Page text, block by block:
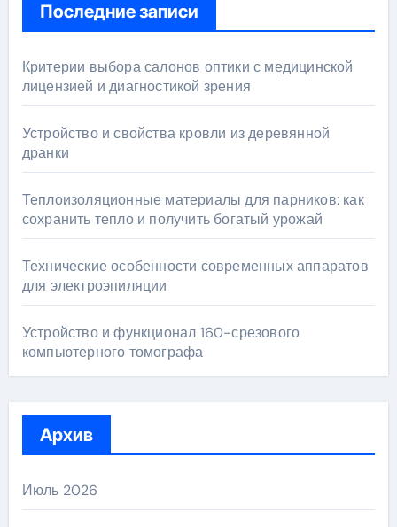
Последние записи
Критерии выбора салонов оптики с медицинской
лицензией и диагностикой зрения
Устройство и свойства кровли из деревянной
дранки
Теплоизоляционные материалы для парников: как
сохранить тепло и получить богатый урожай
Технические особенности современных аппаратов
для электроэпиляции
Устройство и функционал 160-срезового
компьютерного томографа
Архив
Июль 2026